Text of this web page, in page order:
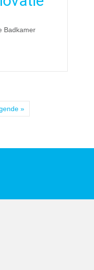
Badkamer
Stekene
»